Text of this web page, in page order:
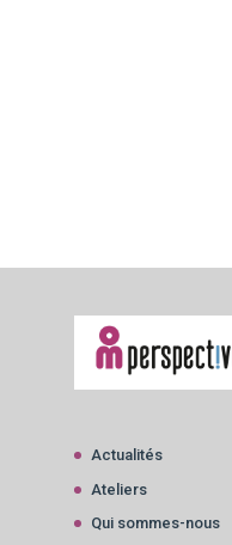
Actualités
Ateliers
Qui sommes-nous